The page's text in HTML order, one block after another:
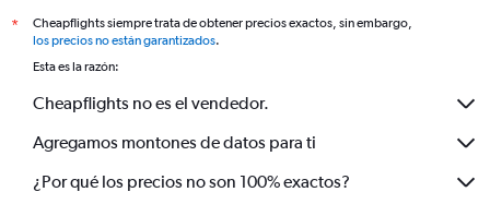
*
Cheapflights siempre trata de obtener precios exactos, sin embargo,
los precios no están garantizados.
Esta es la razón:
Cheapflights no es el vendedor.
Agregamos montones de datos para ti
¿Por qué los precios no son 100% exactos?